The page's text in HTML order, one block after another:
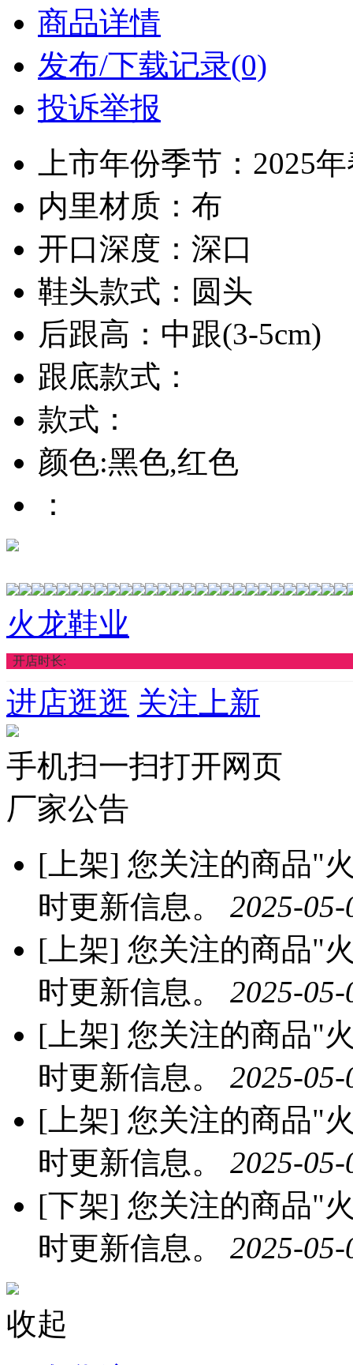
商品详情
发布/下载记录(0)
投诉举报
上市年份季节：2025
内里材质：布
开口深度：深口
鞋头款式：圆头
后跟高：中跟(3-5cm)
跟底款式：
款式：
颜色:黑色,红色
：
火龙鞋业
开店时长:
进店逛逛 关注上新
手机扫一扫打开网页
厂家公告
[上架] 您关注的商品"
时更新信息。 2025-
[上架] 您关注的商品"
时更新信息。 2025-
[上架] 您关注的商品"
时更新信息。 2025-
[上架] 您关注的商品"
时更新信息。 2025-
[下架] 您关注的商品"
时更新信息。 2025-
收起